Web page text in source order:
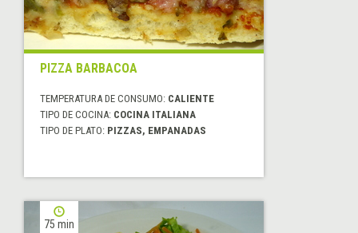
PIZZA BARBACOA
TEMPERATURA DE CONSUMO: CALIENTE
TIPO DE COCINA: COCINA ITALIANA
TIPO DE PLATO: PIZZAS, EMPANADAS
75 min